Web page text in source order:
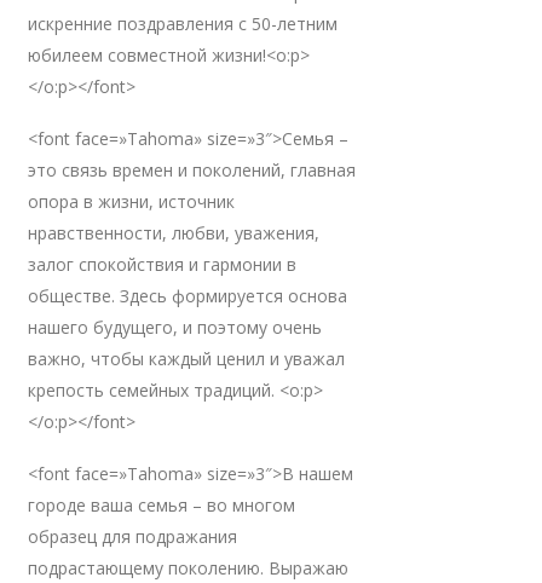
искренние поздравления с 50-летним
юбилеем совместной жизни!<o:p>
</o:p></font>
<font face=»Tahoma» size=»3″>Семья –
это связь времен и поколений, главная
опора в жизни, источник
нравственности, любви, уважения,
залог спокойствия и гармонии в
обществе. Здесь формируется основа
нашего будущего, и поэтому очень
важно, чтобы каждый ценил и уважал
крепость семейных традиций. <o:p>
</o:p></font>
<font face=»Tahoma» size=»3″>В нашем
городе ваша семья – во многом
образец для подражания
подрастающему поколению. Выражаю